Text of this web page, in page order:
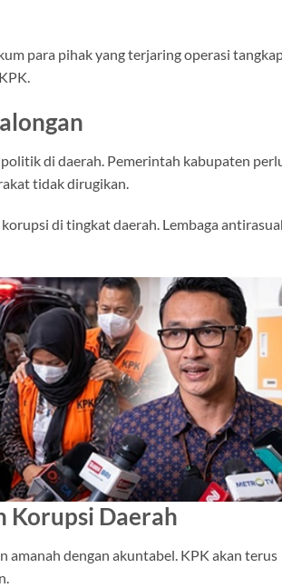
para pihak yang terjaring operasi
di daerah. Pemerintah kabupaten
tidak dirugikan.
di tingkat daerah. Lembaga
Korupsi Daerah
amanah dengan akuntabel. KPK akan terus